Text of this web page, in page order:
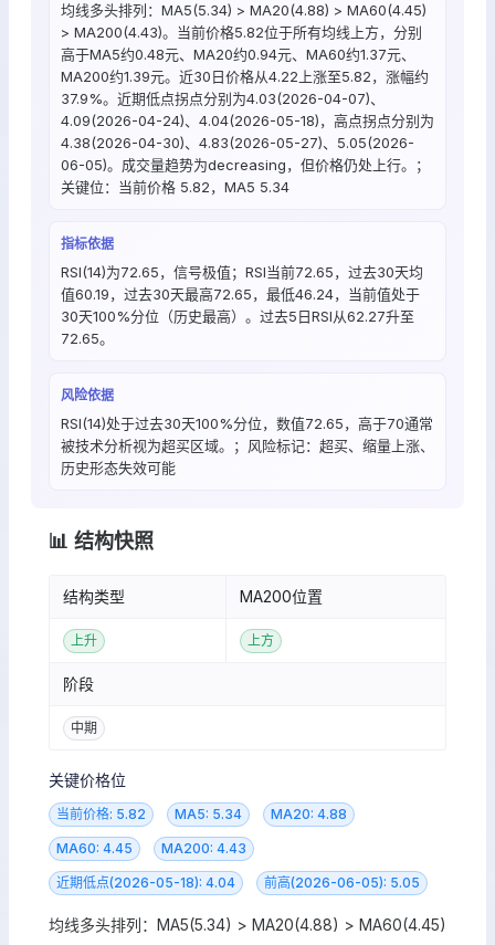
均线多头排列：MA5(5.34) > MA20(4.88) > MA60(4.45)
> MA200(4.43)。当前价格5.82位于所有均线上方，分别
高于MA5约0.48元、MA20约0.94元、MA60约1.37元、
MA200约1.39元。近30日价格从4.22上涨至5.82，涨幅约
37.9%。近期低点拐点分别为4.03(2026-04-07)、
4.09(2026-04-24)、4.04(2026-05-18)，高点拐点分别为
4.38(2026-04-30)、4.83(2026-05-27)、5.05(2026-
06-05)。成交量趋势为decreasing，但价格仍处上行。；
关键位：当前价格 5.82，MA5 5.34
指标依据
RSI(14)为72.65，信号极值；RSI当前72.65，过去30天均
值60.19，过去30天最高72.65，最低46.24，当前值处于
30天100%分位（历史最高）。过去5日RSI从62.27升至
72.65。
风险依据
RSI(14)处于过去30天100%分位，数值72.65，高于70通常
被技术分析视为超买区域。；风险标记：超买、缩量上涨、
历史形态失效可能
📊 结构快照
结构类型 MA200位置
上升 上方
阶段
中期
关键价格位
当前价格: 5.82 MA5: 5.34 MA20: 4.88
MA60: 4.45 MA200: 4.43
近期低点(2026-05-18): 4.04 前高(2026-06-05): 5.05
均线多头排列：MA5(5.34) > MA20(4.88) > MA60(4.45)